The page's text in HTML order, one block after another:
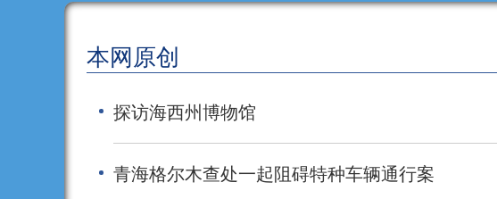
本网原创
探访海西州博物馆
青海格尔木查处一起阻碍特种车辆通行案